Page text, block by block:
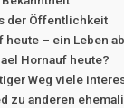
der Öffentlichkeit
heute – ein Leben
Hornauf heute?
Weg viele
zu anderen